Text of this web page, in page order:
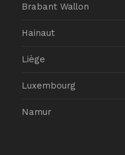
Brabant Wallon
Hainaut
Liège
Luxembourg
Namur